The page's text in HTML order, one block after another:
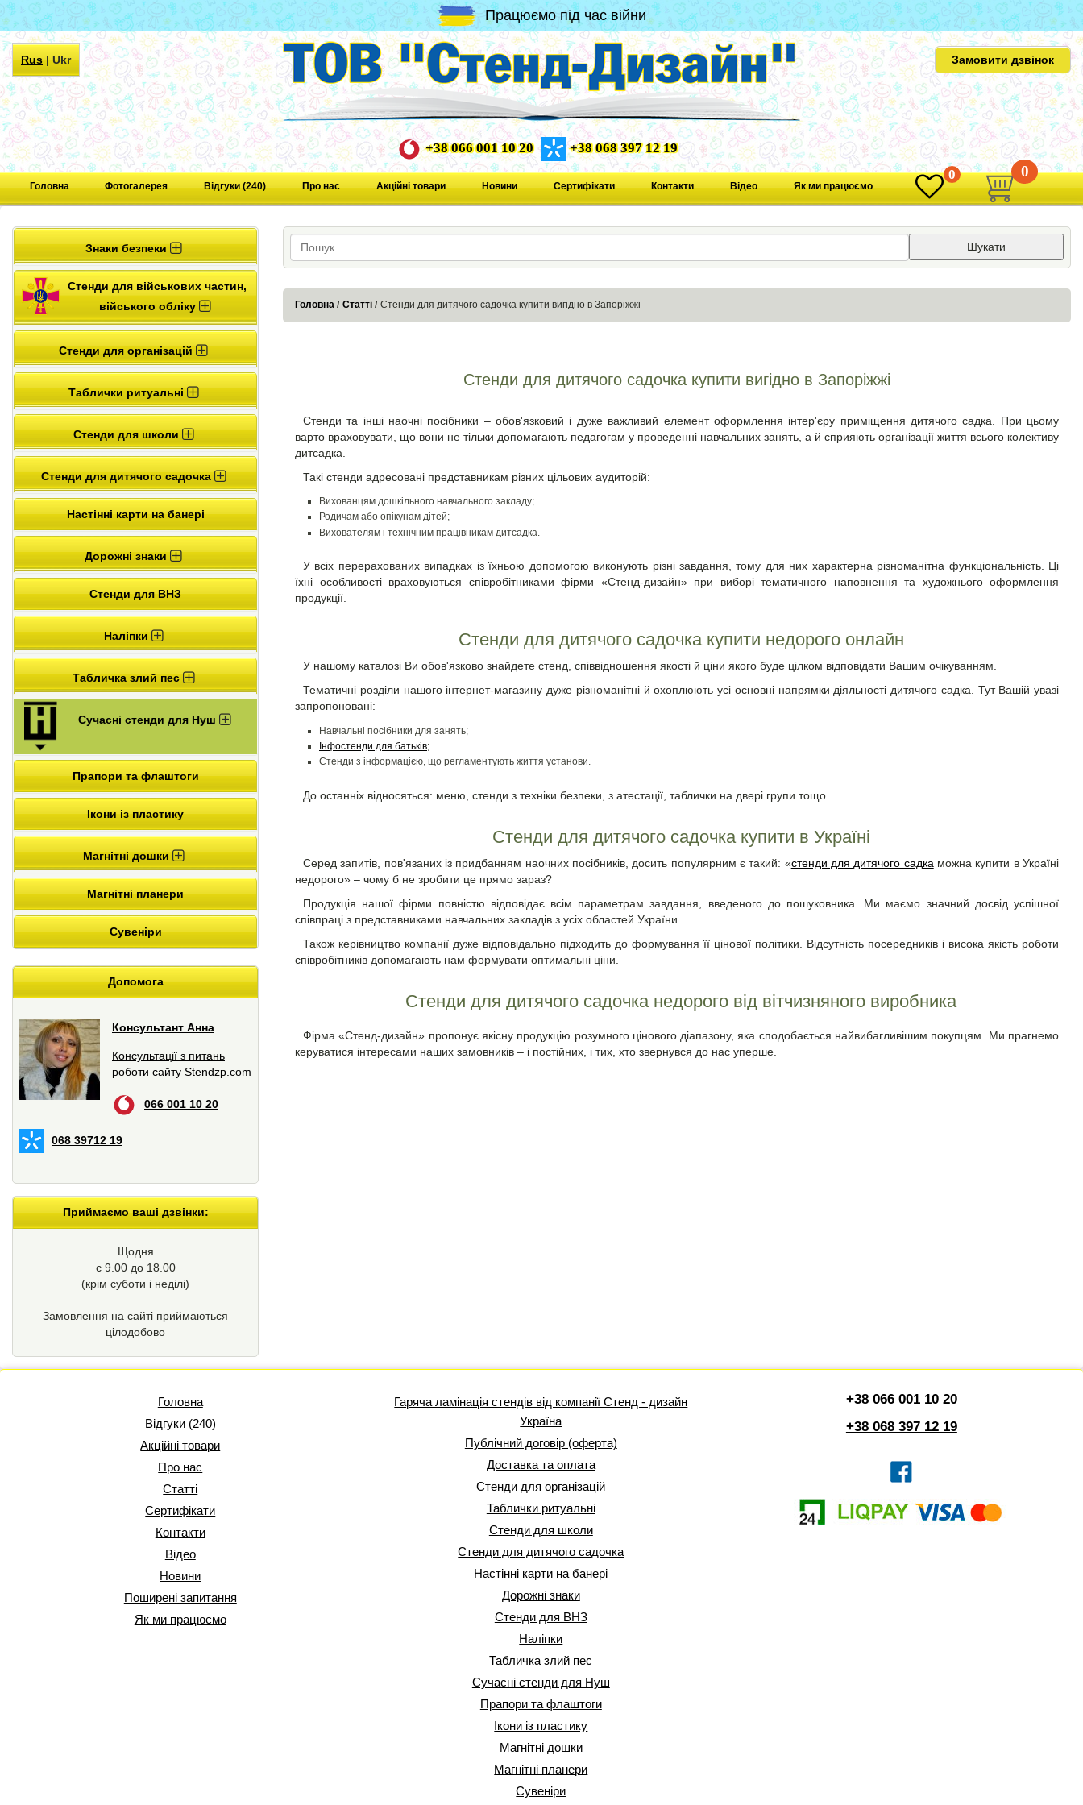
Працюємо під час війни
Rus|Ukr Замовити дзвінок
+38 066 001 10 20 +38 068 397 12 19
Головна Фотогалерея Відгуки (240) Про нас Акційні товари Новини Сертифікати Контакти Відео Як ми працюємо
0 0
Знаки безпеки
Стенди для військових частин,
війського обліку
Стенди для організацій
Таблички ритуальні
Стенди для школи
Стенди для дитячого садочка
Настінні карти на банері
Дорожні знаки
Стенди для ВНЗ
Наліпки
Табличка злий пес
Сучасні стенди для Нуш
Прапори та флаштоги
Ікони із пластику
Магнітні дошки
Магнітні планери
Сувеніри
Допомога
Консультант Анна
Консультації з питань
роботи сайту Stendzp.com
066 001 10 20
068 39712 19
Приймаємо ваші дзвінки:
Щодня
с 9.00 до 18.00
(крім суботи і неділі)
Замовлення на сайті приймаються
цілодобово
Шукати
Головна Статті Стенди для дитячого садочка купити вигідно в Запоріжжі
Стенди для дитячого садочка купити вигідно в Запоріжжі
Стенди та інші наочні посібники – обов'язковий і дуже важливий елемент оформлення інтер'єру приміщення дитячого садка. При цьому
варто враховувати, що вони не тільки допомагають педагогам у проведенні навчальних занять, а й сприяють організації життя всього колективу
дитсадка.
Такі стенди адресовані представникам різних цільових аудиторій:
Вихованцям дошкільного навчального закладу;
Родичам або опікунам дітей;
Вихователям і технічним працівникам дитсадка.
У всіх перерахованих випадках із їхньою допомогою виконують різні завдання, тому для них характерна різноманітна функціональність. Ці
їхні особливості враховуються співробітниками фірми «Стенд-дизайн» при виборі тематичного наповнення та художнього оформлення
продукції.
Стенди для дитячого садочка купити недорого онлайн
У нашому каталозі Ви обов'язково знайдете стенд, співвідношення якості й ціни якого буде цілком відповідати Вашим очікуванням.
Тематичні розділи нашого інтернет-магазину дуже різноманітні й охоплюють усі основні напрямки діяльності дитячого садка. Тут Вашій увазі
запропоновані:
Навчальні посібники для занять;
Інфостенди для батьків;
Стенди з інформацією, що регламентують життя установи.
До останніх відносяться: меню, стенди з техніки безпеки, з атестації, таблички на двері групи тощо.
Стенди для дитячого садочка купити в Україні
Серед запитів, пов'язаних із придбанням наочних посібників, досить популярним є такий: «стенди для дитячого садка можна купити в Україні
недорого» – чому б не зробити це прямо зараз?
Продукція нашої фірми повністю відповідає всім параметрам завдання, введеного до пошуковника. Ми маємо значний досвід успішної
співпраці з представниками навчальних закладів з усіх областей України.
Також керівництво компанії дуже відповідально підходить до формування її цінової політики. Відсутність посередників і висока якість роботи
співробітників допомагають нам формувати оптимальні ціни.
Стенди для дитячого садочка недорого від вітчизняного виробника
Фірма «Стенд-дизайн» пропонує якісну продукцію розумного цінового діапазону, яка сподобається найвибагливішим покупцям. Ми прагнемо
керуватися інтересами наших замовників – і постійних, і тих, хто звернувся до нас уперше.
Головна
Відгуки (240)
Акційні товари
Про нас
Статті
Сертифікати
Контакти
Відео
Новини
Поширені запитання
Як ми працюємо
Гаряча ламінація стендів від компанії Стенд - дизайн
Україна
Публічний договір (оферта)
Доставка та оплата
Стенди для організацій
Таблички ритуальні
Стенди для школи
Стенди для дитячого садочка
Настінні карти на банері
Дорожні знаки
Стенди для ВНЗ
Наліпки
Табличка злий пес
Сучасні стенди для Нуш
Прапори та флаштоги
Ікони із пластику
Магнітні дошки
Магнітні планери
Сувеніри
+38 066 001 10 20
+38 068 397 12 19